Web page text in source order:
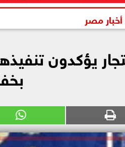
أخبار مصر
يؤكدون